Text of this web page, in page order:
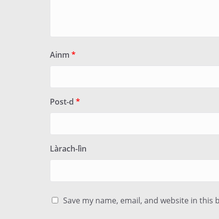
Ainm *
Post-d *
Làrach-lìn
Save my name, email, and website in